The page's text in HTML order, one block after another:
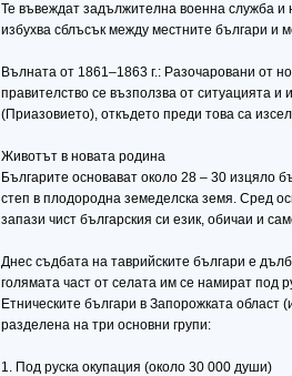
Те въвеждат задължителна военна служба и
избухва сблъсък между местните българи и
Вълната от 1861–1863 г.: Разочаровани от
правителство се възползва от ситуацията
(Приазовието), откъдето преди това са
Животът в новата родина
Българите основават около 28 – 30 изцяло
степ в плодородна земеделска земя. Сред
запази чист българския си език, обичаи и
Днес съдбата на таврийските българи е
голямата част от селата им се намират под
Етническите българи в Запорожката
разделена на три основни групи:
1. Под руска окупация (около 30 000 души)